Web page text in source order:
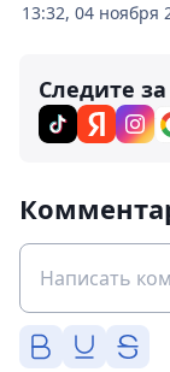
13:32, 04 ноября
Следите